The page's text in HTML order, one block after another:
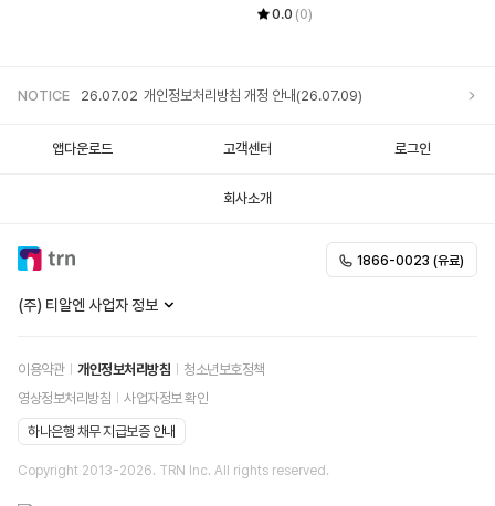
0.0 (0)
NOTICE 26.07.02 개인정보처리방침 개정 안내(26.07.09)
앱다운로드 고객센터 로그인
회사소개
(주) 티알엔 사업자 정보
이용약관 개인정보처리방침
청소년보호정책
영상정보처리방침
사업자정보 확인
하나은행 채무 지급보증 안내
Copyright 2013-2026. TRN Inc. All rights reserved.
1866-0023 (유료)